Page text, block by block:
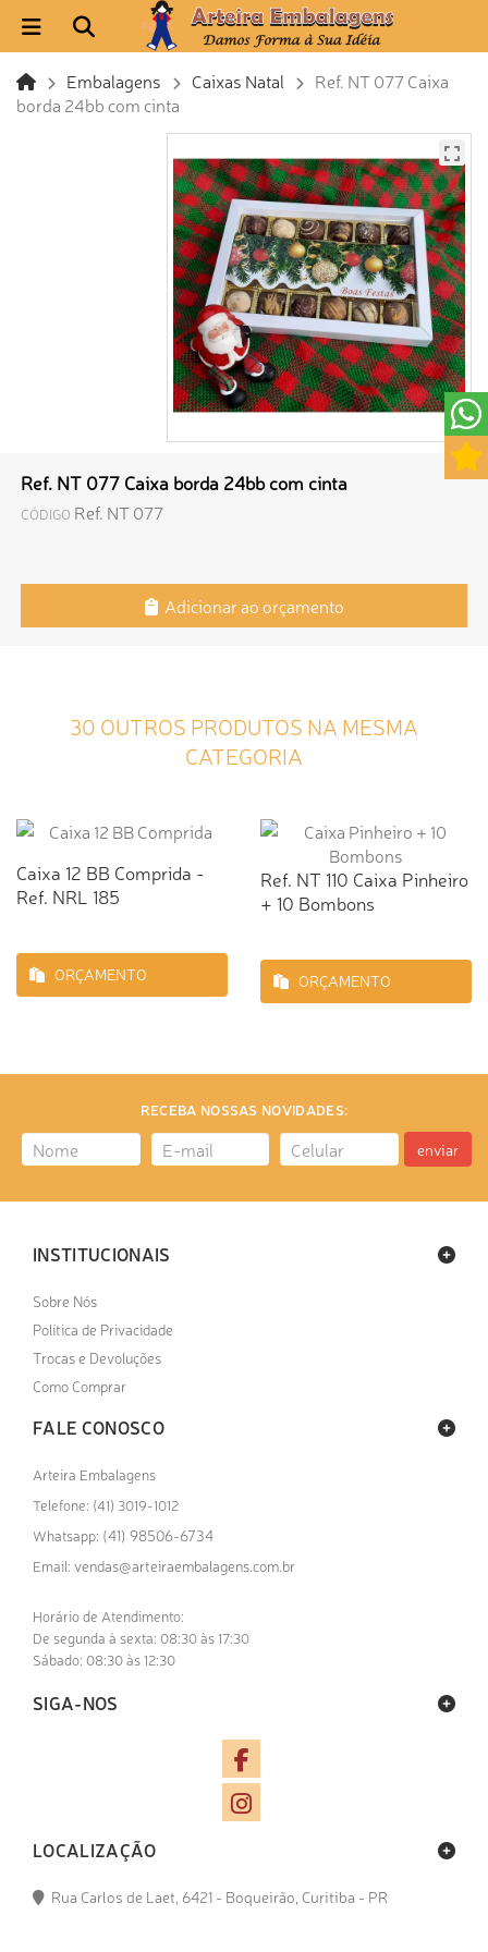
Embalagens Caixas Natal
Ref. NT 077 Caixa
borda 24bb com cinta
Ref. NT 077 Caixa borda 24bb com cinta
CÓDIGO Ref. NT 077
Adicionar ao orçamento
30 OUTROS PRODUTOS NA MESMA
CATEGORIA
Caixa 12 BB Comprida -
Ref. NRL 185
ORÇAMENTO
Ref. NT 110 Caixa Pinheiro
+ 10 Bombons
ORÇAMENTO
RECEBA NOSSAS NOVIDADES:
enviar
INSTITUCIONAIS
Sobre Nós
Política de Privacidade
Trocas e Devoluções
Como Comprar
FALE CONOSCO
Arteira Embalagens
Telefone: (41) 3019-1012
Whatsapp: (41) 98506-6734
Email: vendas@arteiraembalagens.com.br
Horário de Atendimento:
De segunda à sexta: 08:30 às 17:30
Sábado: 08:30 às 12:30
SIGA-NOS
LOCALIZAÇÃO
Rua Carlos de Laet, 6421 - Boqueirão, Curitiba - PR